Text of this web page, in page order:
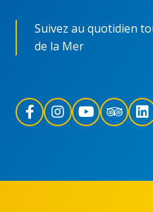
Suivez au quotidien
de la Mer